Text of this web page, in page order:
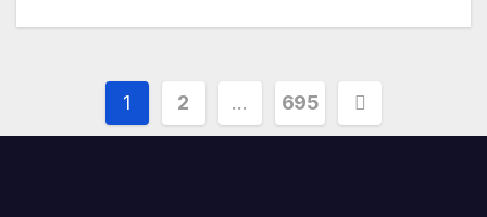
Paginación
de
1 2 … 695